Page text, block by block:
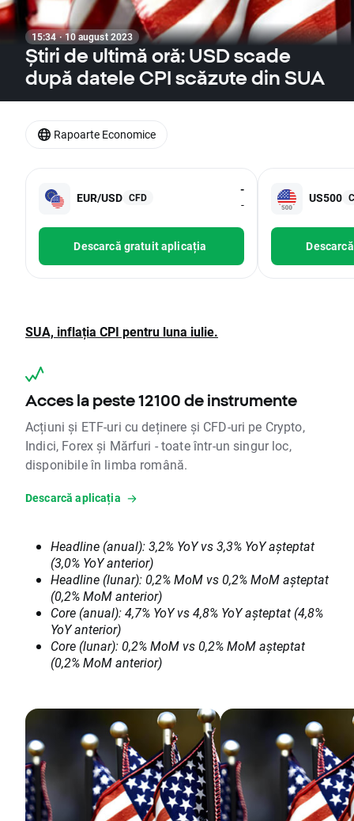
15:34 · 10 august 2023
Știri de ultimă oră: USD scade
după datele CPI scăzute din SUA
EUR/USD CFD
-
-
Descarcă gratuit aplicația
US500
SUA, inflația CPI pentru luna iulie.
Acces la peste 12100 de instrumente
Acțiuni și ETF-uri cu deținere și CFD-uri pe Crypto,
Indici, Forex și Mărfuri - toate într-un singur loc,
disponibile în limba română.
Descarcă aplicația
Headline (anual): 3,2% YoY vs 3,3% YoY așteptat
(3,0% YoY anterior)
Headline (lunar): 0,2% MoM vs 0,2% MoM așteptat
(0,2% MoM anterior)
Core (anual): 4,7% YoY vs 4,8% YoY așteptat (4,8%
YoY anterior)
Core (lunar): 0,2% MoM vs 0,2% MoM așteptat
(0,2% MoM anterior)
Rapoarte Economice